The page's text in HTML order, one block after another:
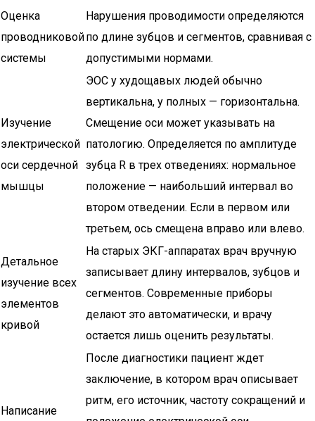
Оценка
проводниковой
системы
Нарушения проводимости определяются
по длине зубцов и сегментов, сравнивая с
допустимыми нормами.
Изучение
электрической
оси сердечной
мышцы
ЭОС у худощавых людей обычно
вертикальна, у полных — горизонтальна.
Смещение оси может указывать на
патологию. Определяется по амплитуде
зубца R в трех отведениях: нормальное
положение — наибольший интервал во
втором отведении. Если в первом или
третьем, ось смещена вправо или влево.
Детальное
изучение всех
элементов
кривой
На старых ЭКГ-аппаратах врач вручную
записывает длину интервалов, зубцов и
сегментов. Современные приборы
делают это автоматически, и врачу
остается лишь оценить результаты.
Написание
После диагностики пациент ждет
заключение, в котором врач описывает
ритм, его источник, частоту сокращений и